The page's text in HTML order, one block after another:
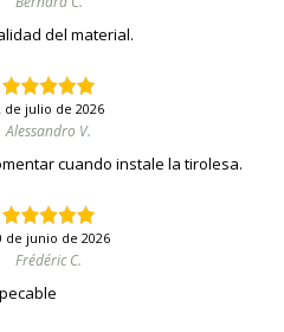
del material.
de julio de 2026
Alessandro V.
cuando instale la tirolesa.
de junio de 2026
Frédéric C.